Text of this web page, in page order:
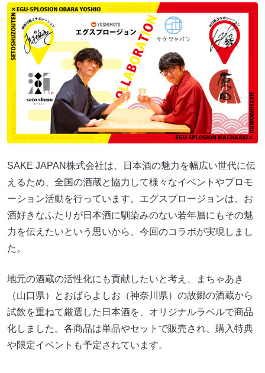
SAKE JAPAN株式会社は、日本酒の魅力を幅広い世代に伝
えるため、全国の酒蔵と協力して様々なイベントやプロモ
ーション活動を行っています。エグスプロージョンは、お
酒好きなふたりが日本酒に馴染みのない若年層にもその魅
力を伝えたいという思いから、今回のコラボが実現しまし
た。
地元の酒蔵の活性化にも貢献したいと考え、まちゃあき
（山口県）とおばらよしお（神奈川県）の故郷の酒蔵から
試飲を重ねて厳選した日本酒を、オリジナルラベルで商品
化しました。各商品は単品やセットで販売され、購入特典
や限定イベントも予定されています。